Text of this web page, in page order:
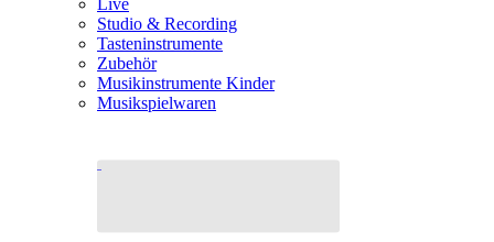
Live
Studio & Recording
Tasteninstrumente
Zubehör
Musikinstrumente Kinder
Musikspielwaren